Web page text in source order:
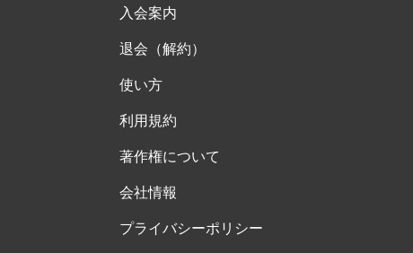
入会案内
退会（解約）
使い方
利用規約
著作権について
会社情報
プライバシーポリシー